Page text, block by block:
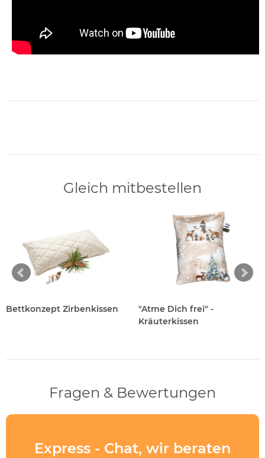
Gleich mitbestellen
Bettkonzept Zirbenkissen
"Atme Dich frei" -
Kräuterkissen
Fragen & Bewertungen
Express - Chat, wir beraten